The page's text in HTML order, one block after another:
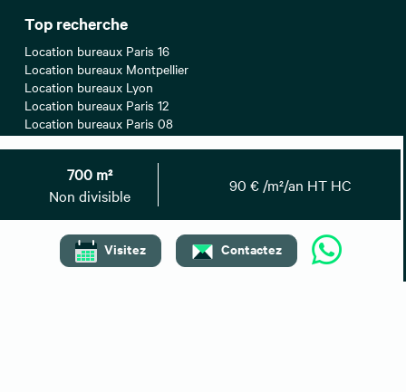
700 m²
Non divisible
90 € /m²/an HT HC
Visitez Contactez
Top recherche
Location bureaux Paris 16
Location bureaux Montpellier
Location bureaux Lyon
Location bureaux Paris 12
Location bureaux Paris 08
Location bureaux Strasbourg
Location bureaux Aix-en-Provence
Location bureaux Nantes
Location bureaux Nice
Location bureaux Paris